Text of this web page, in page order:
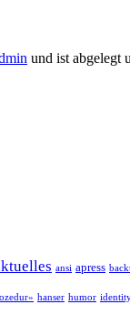
und ist abgelegt
ansi apress
hanser humor